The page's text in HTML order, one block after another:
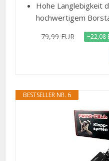
Hohe Langlebigkeit
hochwertigem
79,99 EUR −22,08
BESTSELLER NR. 6